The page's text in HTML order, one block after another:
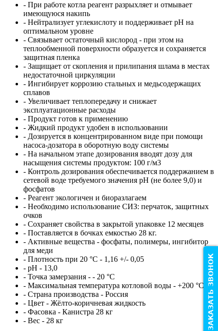
- При работе котла реагент разрыхляет и отмывает
имеющуюся накипь
- Нейтрализует углекислоту и поддерживает рН на
оптимальном уровне
- Связывает остаточный кислород - при этом на
теплообменной поверхности образуется и сохраняется
защитная пленка
- Защищает от скопления и прилипания шлама в местах
недостаточной циркуляции
- Ингибирует коррозию стальных и медьсодержащих
сплавов
- Увеличивает теплопередачу и снижает
эксплуатационные расходы
- Продукт готов к применению
- Жидкий продукт удобен в использовании
- Дозируется в концентрированном виде при помощи
насоса-дозатора в оборотную воду системы
- На начальном этапе дозирования вводят дозу для
насыщения системы продуктом: 100 г/м3
- Контроль дозирования обеспечивается поддержанием в
сетевой воде требуемого значения рН (не более 9,0) и
фосфатов
- Реагент экологичен и биоразлагаем
- Необходимо использование СИЗ: перчаток, защитных
очков
- Cохраняет свойства в закрытой упаковке 12 месяцев
- Поставляется в бочках емкостью 28 кг.
- Активные вещества - фосфаты, полимеры, ингибитор
для меди
- Плотность при 20 °С - 1,16 +/- 0,05
- рН - 13,0
- Точка замерзания - - 20 °С
- Максимальная температура котловой воды - +200 °С
- Страна производства - Россия
- Цвет - Жёлто-коричневая жидкость
- Фасовка - Канистра 28 кг
- Вес - 28 кг
ЗАКАЗАТЬ ЗВОНОК